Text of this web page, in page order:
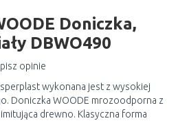
Doniczka,
DBWO490
opinie
wykonana jest z wysokiej
Doniczka WOODE mrozoodporna z
drewno. Klasyczna forma